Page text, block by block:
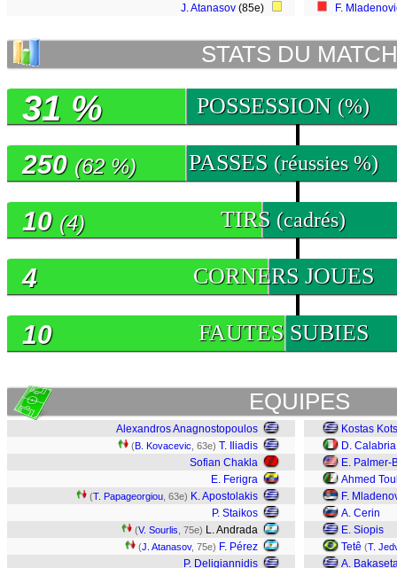
J. Atanasov (85e)
F.
STATS DU MATCH
POSSESSION (%)
31 %
PASSES (réussies %)
250 (62 %)
TIRS (cadrés)
10 (4)
CORNERS JOUES
4
FAUTES SUBIES
10
EQUIPES
Alexandros Anagnostopoulos
(B. Kovacevic , 63e) T. Iliadis
Sofian Chakla
E. Ferigra
(T. Papageorgiou , 63e) K. Apostolakis
P. Staikos
(V. Sourlis , 75e) L. Andrada
(J. Atanasov, 75e) F. Pérez
P. Deligiannidis
Kostas
D. Calabria
E. Palmer-
Ahmed
F.
A. Cerin
E. Siopis
Tetê (T.
A.